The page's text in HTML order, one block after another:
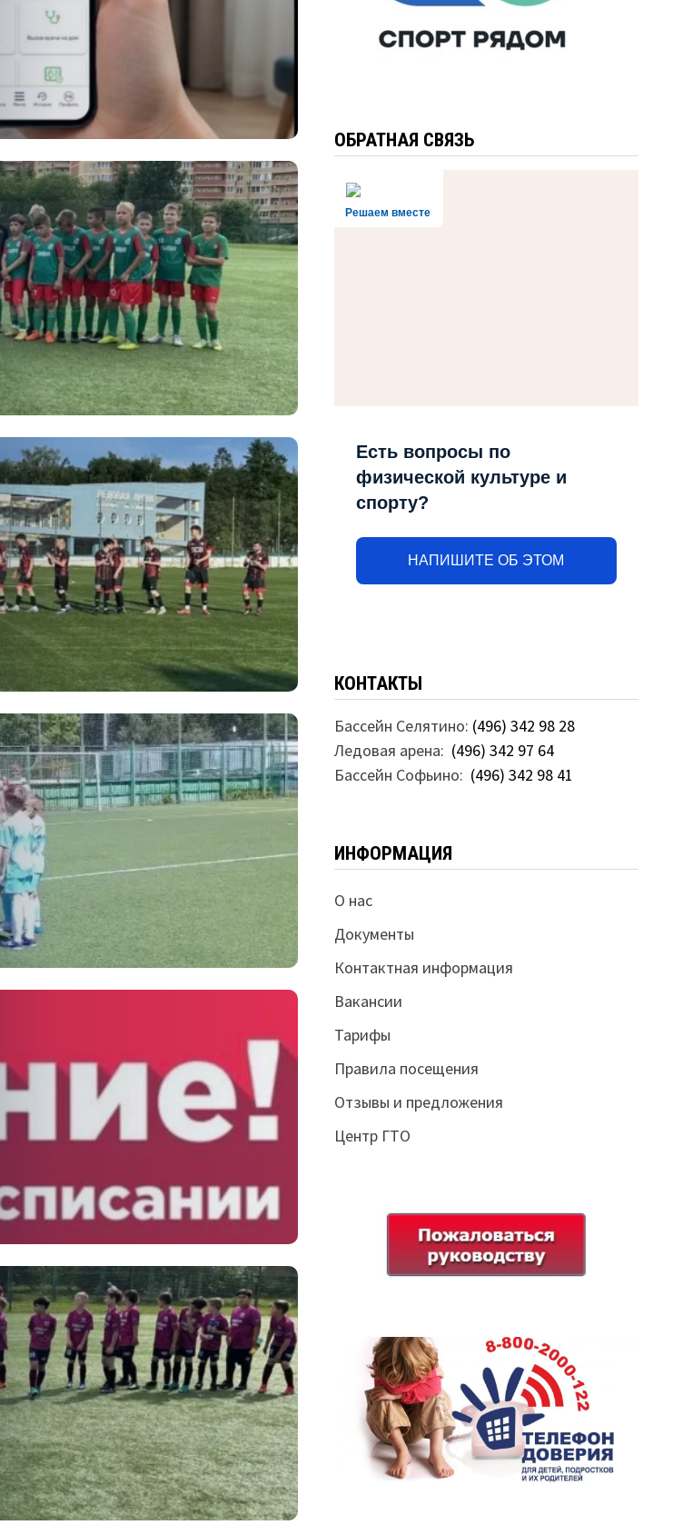
ОБРАТНАЯ СВЯЗЬ
Решаем вместе
Есть вопросы по
физической культуре и
спорту?
НАПИШИТЕ ОБ ЭТОМ
КОНТАКТЫ
Бассейн Селятино: (496) 342 98 28
Ледовая арена: (496) 342 97 64
Бассейн Софьино: (496) 342 98 41
ИНФОРМАЦИЯ
О нас
Документы
Контактная информация
Вакансии
Тарифы
Правила посещения
Отзывы и предложения
Центр ГТО